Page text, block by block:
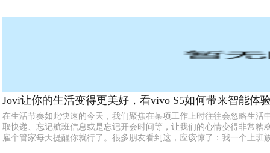
Jovi让你的生活变得更美好，看vivo S5如何带来智能体
在生活节奏如此快速的今天，我们聚焦在某项工作上时往往会忽略生活
取快递、忘记航班信息或是忘记开会时间等，让我们的心情变得非常糟
雇个管家每天提醒你就行了。很多朋友看到这，应该惊了：我一个上班